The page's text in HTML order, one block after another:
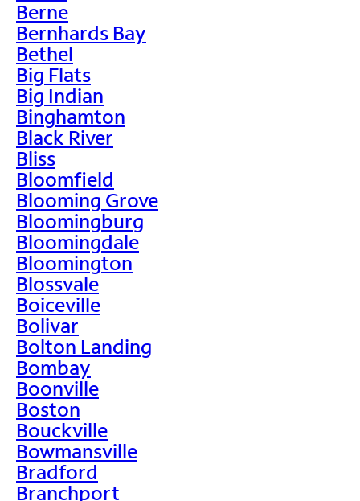
Berne
Bernhards Bay
Bethel
Big Flats
Big Indian
Binghamton
Black River
Bliss
Bloomfield
Blooming Grove
Bloomingburg
Bloomingdale
Bloomington
Blossvale
Boiceville
Bolivar
Bolton Landing
Bombay
Boonville
Boston
Bouckville
Bowmansville
Bradford
Branchport